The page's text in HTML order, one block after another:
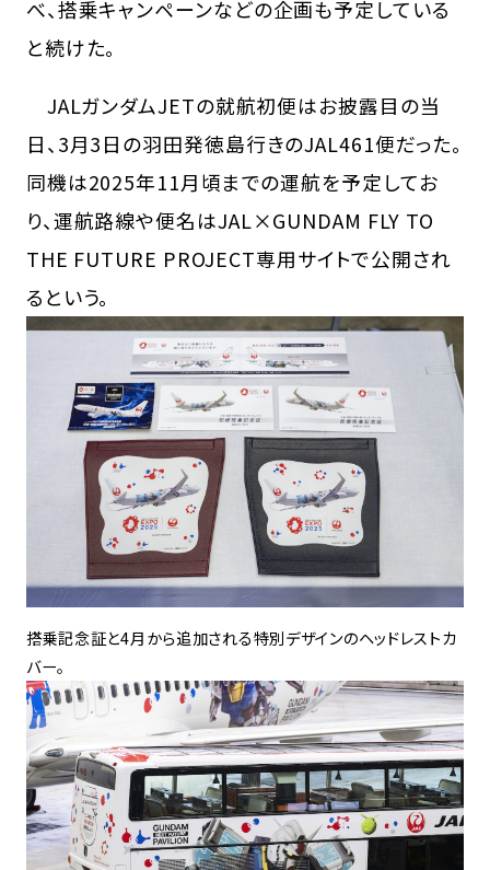
べ、搭乗キャンペーンなどの企画も予定している
と続けた。
JALガンダムJETの就航初便はお披露目の当
日、3月3日の羽田発徳島行きのJAL461便だった。
同機は2025年11月頃までの運航を予定してお
り、運航路線や便名はJAL×GUNDAM FLY TO
THE FUTURE PROJECT専用サイトで公開され
るという。
搭乗記念証と4月から追加される特別デザインのヘッドレストカ
バー。